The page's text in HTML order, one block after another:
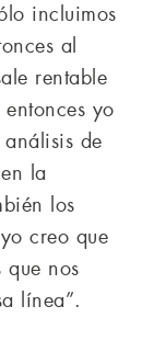
incluimos
al
rentable
yo
análisis de
la
los
creo que
que nos
línea”.